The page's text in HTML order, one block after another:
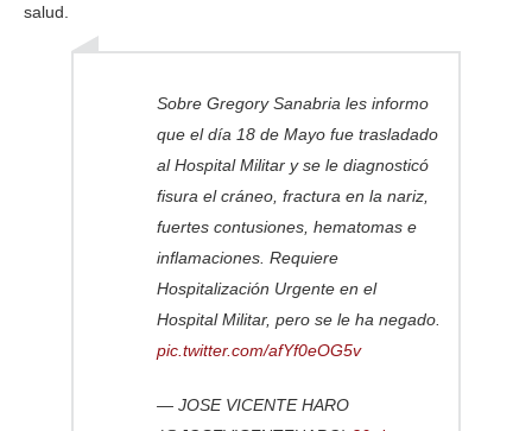
salud.
Sobre Gregory Sanabria les informo
que el día 18 de Mayo fue trasladado
al Hospital Militar y se le diagnosticó
fisura el cráneo, fractura en la nariz,
fuertes contusiones, hematomas e
inflamaciones. Requiere
Hospitalización Urgente en el
Hospital Militar, pero se le ha negado.
pic.twitter.com/afYf0eOG5v
— JOSE VICENTE HARO